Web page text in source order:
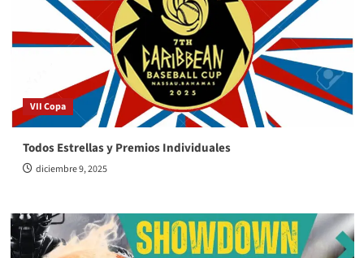
VII Copa
Todos Estrellas y Premios Individuales
diciembre 9, 2025